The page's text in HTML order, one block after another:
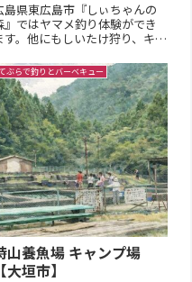
島県東広島市『しぃちゃんの
』ではヤマメ釣り体験ができ
す。他にもしいたけ狩り、キャ
日屋外で楽しめる施設です。
本情報【営業期間】春頃~11月
旬頃（冬季休業あり）【営業
間】10:00~16:00【定休日 】
日休※団体利用は...
ぶらで釣りとバーベキュー
山養魚場 キャンプ場
【大垣市】